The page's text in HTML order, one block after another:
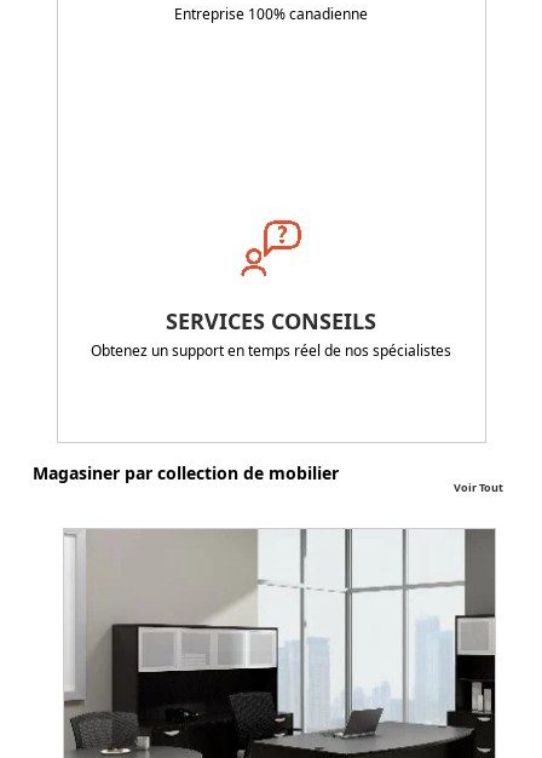
Entreprise 100% canadienne
SERVICES CONSEILS
Obtenez un support en temps réel de nos spécialistes
Magasiner par collection de mobilier
Voir Tout